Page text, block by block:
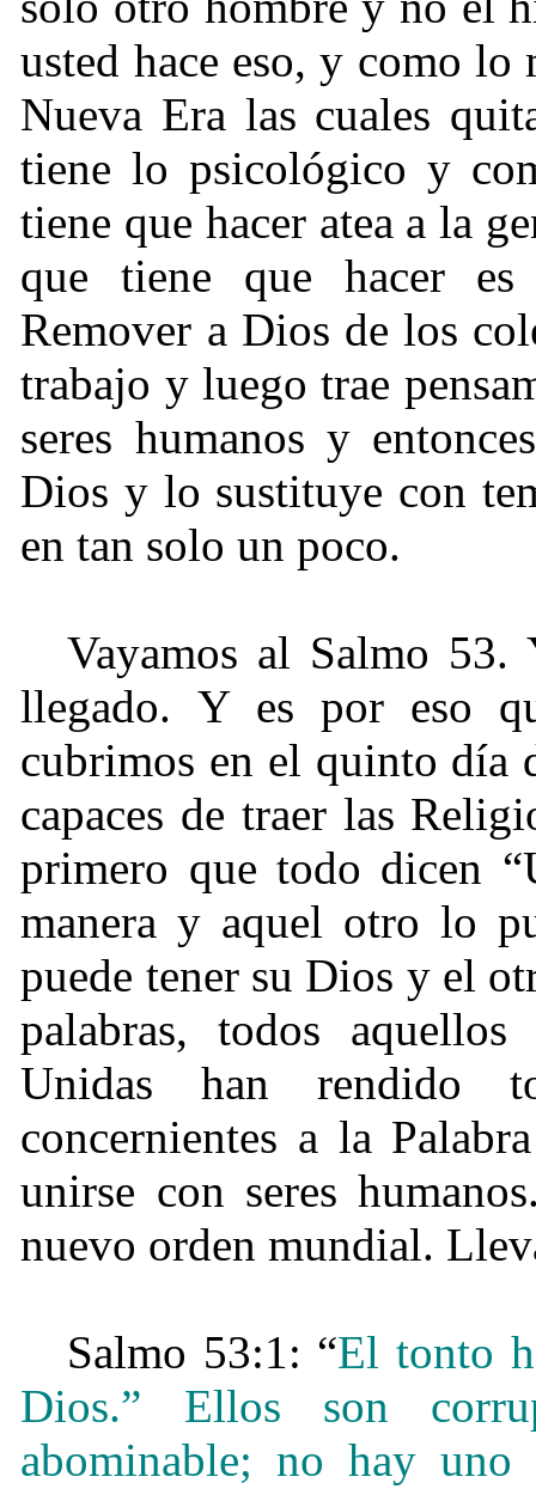
usted hace eso, y como
Nueva Era las cuales
tiene lo psicológico y
tiene que hacer atea a la
que tiene que hacer
Remover a Dios de los
trabajo y luego trae
seres humanos y
Dios y lo sustituye con
en tan solo un poco.
Vayamos al Salmo
llegado. Y es por eso
cubrimos en el quinto día
capaces de traer las
primero que todo dicen
manera y aquel otro lo
puede tener su Dios y el
palabras, todos
Unidas han rendido
concernientes a la
unirse con seres
nuevo orden mundial.
Salmo 53:1: “El tonto
Dios.” Ellos son
abominable; no hay